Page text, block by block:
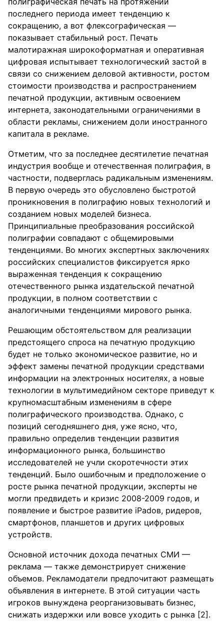
последнего периода имеет тенденцию к
сокращению, а вот флексографическая —
показывает стабильный рост. Печать
малотиражная широкоформатная и оперативная
цифровая испытывает технологический застой в
связи со снижением деловой активности, ростом
стоимости производства и распространением
печатной продукции, активным освоением
интернета, законодательными ограничениями в
области рекламы, снижением доли иностранного
капитала в рекламе.
Отметим, что за последнее десятилетие печатная
индустрия вообще и отечественная полиграфия, в
частности, подверглась радикальным изменениям.
В первую очередь это обусловлено быстротой
проникновения в полиграфию новых технологий и
созданием новых моделей бизнеса.
Принципиальные преобразования российской
полиграфии совпадают с общемировыми
тенденциями. Во многих экспертных заключениях
российских специалистов фиксируется ярко
выраженная тенденция к сокращению
отечественного рынка издательской печатной
продукции, в полном соответствии с
аналогичными тенденциями мирового рынка.
Решающим обстоятельством для реализации
предстоящего спроса на печатную продукцию
будет не только экономическое развитие, но и
эффект замены печатной продукции средствами
информации на электронных носителях, а новые
технологии в мультимедийном секторе приведут к
крупномасштабным изменениям в сфере
полиграфического производства. Однако, с
позиций сегодняшнего дня, уже ясно, что,
правильно определив тенденции развития
информационного рынка, большинство
исследователей не учли скоротечности этих
тенденций. Было ошибочным и предположение о
росте рынка печатной продукции, эксперты не
могли предвидеть и кризис 2008-2009 годов, и
появление и быстрое развитие iPadов, ридеров,
смартфонов, планшетов и других цифровых
устройств.
Основной источник дохода печатных СМИ —
реклама — также демонстрирует снижение
объемов. Рекламодатели предпочитают размещать
объявления в интернете. В этой ситуации часть
игроков вынуждена реорганизовывать бизнес,
снижать издержки или вовсе уходить с рынка [2].